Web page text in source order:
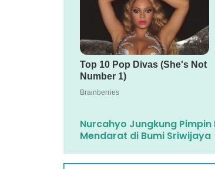
Nurcahyo Jungkung
Mendarat di Bumi Sriwijaya